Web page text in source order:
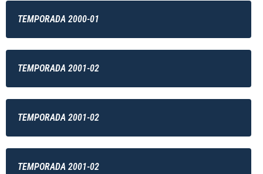
TEMPORADA 2000-01
TEMPORADA 2001-02
TEMPORADA 2001-02
TEMPORADA 2001-02